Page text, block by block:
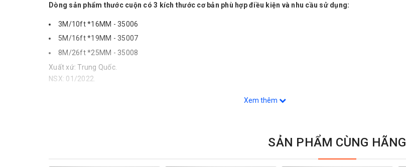
Dòng sản phẩm thước cuộn có 3 kích thước cơ bản phù hợp điều kiện và nhu cầu sử dụng:
3M/10ft *16MM - 35006
5M/16ft *19MM - 35007
8M/26ft *25MM - 35008
Xuất xứ: Trung Quốc.
NSX: 01/2022.
Xem thêm
SẢN PHẨM CÙNG HÃNG